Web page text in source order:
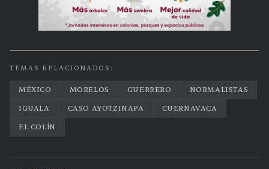
TEMAS RELACIONADOS:
MÉXICO MORELOS GUERRERO
NORMALISTAS
IGUALA
CASO AYOTZINAPA
CUERNAVACA
EL COLÍN